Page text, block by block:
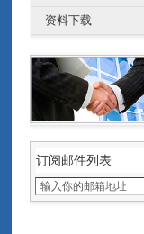
资料下载
订阅邮件列表